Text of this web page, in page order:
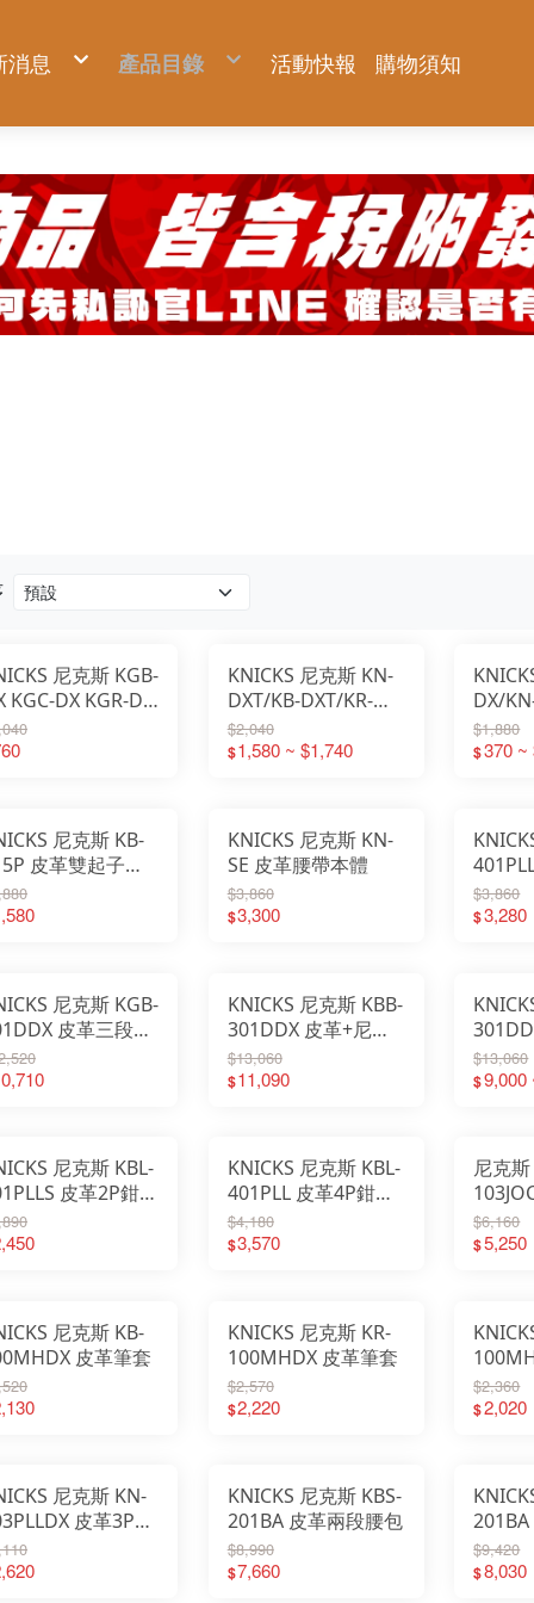
消息
AC1154-側腰款背心
AC2094HB-上背款背心
AC2096-側腰款短袖
AC2096HB-上背款短袖
AC2111-上背款反光長袖(可拆)
AC2114-上背款反光背心
AC2121-下背款休閒長袖(可拆)
AC2124-下背款休閒背心
產品目錄
KC系列
OKC系列
KCS系列 強化版
年度限量黑標
神田祭 限量系列專區
BAT 軍規系列 強化版
TF/TFT 窄版軍規系列
KUROKIN 黑金
斜口鉗系列
管鉗系列
剝線鉗系列
剪鉗系列
ZERO系列
鐵鎚系列
BURTLE 巴特雷
AC2094-側腰款背心
AC1154-側腰款背心
AC2094HB-上背款背心
AC2096-側腰款短袖
AC2096HB-上背款短袖
AC2111-上背款反光長袖(可拆)
AC2114-上背款反光背心
AC2121-下背款休閒長袖(可拆)
AC2124-下背款休閒背心
Venti 風神科技
22V空調服系列
30V全新升級系列
HASEGAWA 長谷川
腳輕系列
免蹲超人系列
工業級踏台
IPS 五十嵐
WRAPGRADE
MIZUNO 美津濃
PATRONI 配多利
UTOKU TOOLS 宇德工具
GFOX
DEEN 迪恩工具
職人部品專區
GatorTape小鱷魚
活動快報 購物須知
尼克斯 KGB-
KGC-DX KGR-DX
DX 皮革腰帶
KNICKS 尼克斯 KN-
DXT/KB-DXT/KR-
DXT/KBL-DXT 可拆
式鞣製皮革腰帶環
$2,040
$1,580 ~ $1,740
DX/
環
$1,880
$370 ~
尼克斯 KB-
皮革雙起子位
直穿式
KNICKS 尼克斯 KN-
SE 皮革腰帶本體
$3,860
$3,300
直穿式
$3,860
$3,280
尼克斯 KGB-
皮革三段腰
KNICKS 尼克斯 KBB-
301DDX 皮革+尼龍
強化三段腰包
$13,060
$11,090
強化
$13,060
$9,000
尼克斯 KBL-
皮革2P鉗套
式 SUS防落板裝
KNICKS 尼克斯 KBL-
401PLL 皮革4P鉗套
直穿式
$4,180
$3,570
尼克
革起
$6,160
$5,250
尼克斯 KB-
皮革筆套
KNICKS 尼克斯 KR-
100MHDX 皮革筆套
$2,570
$2,220
$2,360
$2,020
尼克斯 KN-
皮革3P鉗
補強
KNICKS 尼克斯 KBS-
201BA 皮革兩段腰包
$8,990
$7,660
$9,420
$8,030